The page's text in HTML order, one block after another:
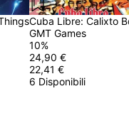
Cuba Libre: Calixto
GMT Games
10%
24,90 €
22,41 €
6 Disponibili